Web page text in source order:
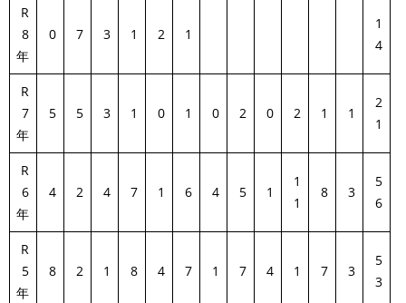
R
8
年
0 7 3 1 2 1
1
4
R
7
年
5 5 3 1 0 1 0 2 0 2 1 1
2
1
R
6
年
4 2 4 7 1 6 4 5 1
1
1
8 3
5
6
R
5
年
8 2 1 8 4 7 1 7 4 1 7 3
5
3